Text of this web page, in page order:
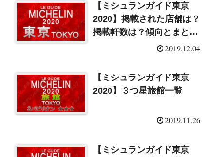
【ミシュランガイド東京
2020】掲載された店舗は？
掲載軒数は？傾向とまとめ
2019.12.04
【ミシュランガイド東京
2020】３つ星旅館一覧
2019.11.26
【ミシュランガイド東京